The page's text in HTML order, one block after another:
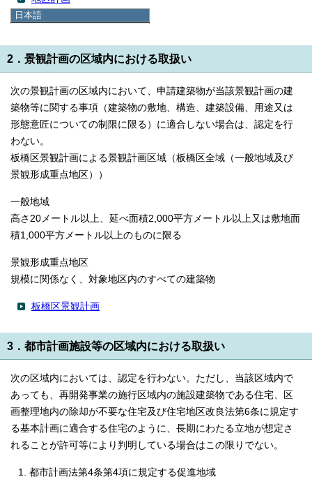
日本語
한국어
沿道地区計画
2．景観計画の区域内における取扱い
次の景観計画の区域内において、申請建築物が当該景観計画の建
築物等に関する事項（建築物の敷地、構造、建築設備、用途又は
形態意匠についての制限に限る）に適合しない場合は、認定を行
わない。
板橋区景観計画による景観計画区域（板橋区全域（一般地域及び
景観形成重点地区））
一般地域
高さ20メートル以上、延べ面積2,000平方メートル以上又は敷地面
積1,000平方メートル以上のものに限る
景観形成重点地区
規模に関係なく、対象地区内のすべての建築物
板橋区景観計画
3．都市計画施設等の区域内における取扱い
次の区域内においては、認定を行わない。ただし、当該区域内で
あっても、再開発事業の施行区域内の施設建築物である住宅、区
画整理地内の除却が不要な住宅及び住宅地区改良法第6条に規定す
る基本計画に適合する住宅のように、長期にわたる立地が想定さ
れることが許可等により判明している場合はこの限りでない。
都市計画法第4条第4項に規定する促進地域